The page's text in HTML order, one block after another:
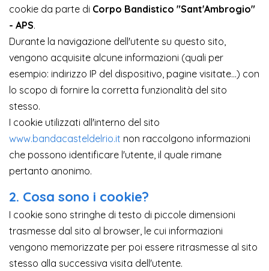
cookie da parte di Corpo Bandistico "Sant'Ambrogio"
- APS.
Durante la navigazione dell'utente su questo sito,
vengono acquisite alcune informazioni (quali per
esempio: indirizzo IP del dispositivo, pagine visitate...) con
lo scopo di fornire la corretta funzionalità del sito
stesso.
I cookie utilizzati all'interno del sito
www.bandacasteldelrio.it non raccolgono informazioni
che possono identificare l'utente, il quale rimane
pertanto anonimo.
2. Cosa sono i cookie?
I cookie sono stringhe di testo di piccole dimensioni
trasmesse dal sito al browser, le cui informazioni
vengono memorizzate per poi essere ritrasmesse al sito
stesso alla successiva visita dell'utente.